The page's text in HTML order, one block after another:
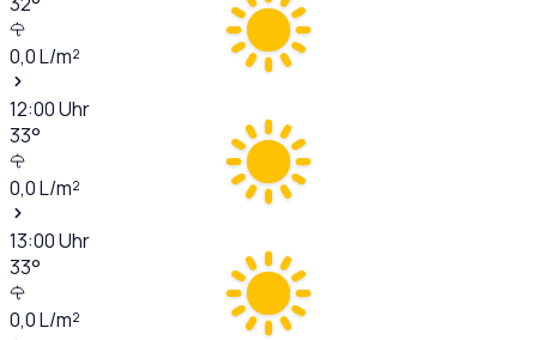
0,0L/m²
12:00Uhr
33°
0,0L/m²
13:00Uhr
33°
0,0L/m²